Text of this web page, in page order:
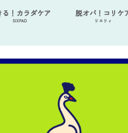
る！カラダケア
SIXPAD
脱オバ！コリケ
リエリィ